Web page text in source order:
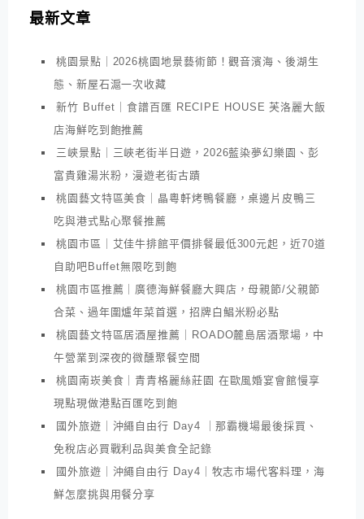
最新文章
桃園景點｜2026桃園地景藝術節！觀音濱海、後湖生
態、新屋石滬一次收藏
新竹 Buffet｜食譜百匯 RECIPE HOUSE 芙洛麗大飯
店海鮮吃到飽推薦
三峽景點｜三峽老街半日遊，2026藍染夢幻樂園、彭
富貴雞湯米粉，漫遊老街古蹟
桃園藝文特區美食｜晶粵軒烤鴨餐廳，桌邊片皮鴨三
吃與港式點心聚餐推薦
桃園市區｜艾佳牛排館平價排餐最低300元起，近70道
自助吧Buffet無限吃到飽
桃園市區推薦｜廣德海鮮餐廳大興店，母親節/父親節
合菜、過年圍爐年菜首選，招牌白鯧米粉必點
桃園藝文特區居酒屋推薦｜ROADO麓島居酒聚場，中
午營業到深夜的微醺聚餐空間
桃園南崁美食｜青青格麗絲莊園 在歐風婚宴會館慢享
現點現做港點百匯吃到飽
國外旅遊｜沖繩自由行 Day4 ｜那霸機場最後採買、
免稅店必買戰利品與美食全記錄
國外旅遊｜沖繩自由行 Day4｜牧志市場代客料理，海
鮮怎麼挑與用餐分享